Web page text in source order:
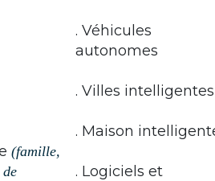
(famille,
. Véhicules
autonomes
. Villes intelligentes
. Maison
. Logiciels et